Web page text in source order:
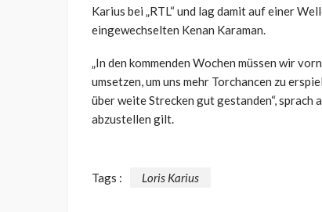
Karius bei „RTL“ und lag damit auf einer
eingewechselten Kenan Karaman.
„In den kommenden Wochen müssen wir
umsetzen, um uns mehr Torchancen zu
über weite Strecken gut gestanden“, sprach
abzustellen gilt.
Tags : Loris Karius